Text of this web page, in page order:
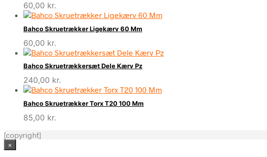
60,00 kr.
Bahco Skruetrækker Ligekærv 60 Mm
60,00 kr.
Bahco Skruetrækkersæt Dele Kærv Pz
240,00 kr.
Bahco Skruetrækker Torx T20 100 Mm
85,00 kr.
[copyright]
×